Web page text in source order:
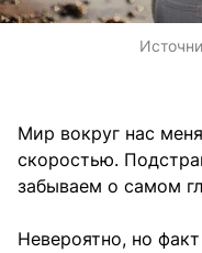
Мир вокруг нас
скоростью.
забываем о самом
Невероятно, но